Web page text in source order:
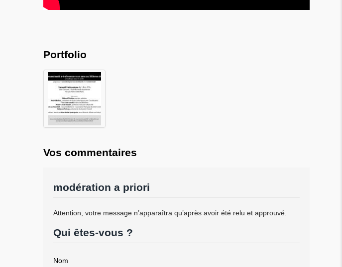
Portfolio
Vos commentaires
modération a priori
Attention, votre message n’apparaîtra qu’après avoir été relu et approuvé.
Qui êtes-vous ?
Nom